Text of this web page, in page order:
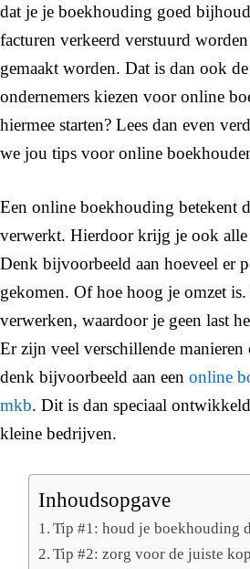
dat je je boekhouding goed
facturen verkeerd verstuurd
gemaakt worden. Dat is dan ook
ondernemers kiezen voor online
hiermee starten? Lees dan even
we jou tips voor online
Een online boekhouding betekent
verwerkt. Hierdoor krijg je ook alle
Denk bijvoorbeeld aan hoeveel er
gekomen. Of hoe hoog je omzet
verwerken, waardoor je geen last
Er zijn veel verschillende
denk bijvoorbeeld aan een online
mkb. Dit is dan speciaal
kleine bedrijven.
Inhoudsopgave
Tip #1: houd je boekhouding
Tip #2: zorg voor de juiste